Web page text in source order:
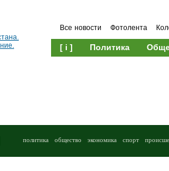
Все новости Фотолента
[ i ] Политика
политика общество экономика спорт